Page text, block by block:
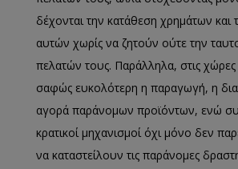
δέχονται την κατάθεση χρημάτων και
αυτών χωρίς να ζητούν ούτε την
πελατών τους. Παράλληλα, στις χώρες
σαφώς ευκολότερη η παραγωγή, η
αγορά παράνομων προϊόντων, ενώ
κρατικοί μηχανισμοί όχι μόνο δεν
να καταστείλουν τις παράνομες